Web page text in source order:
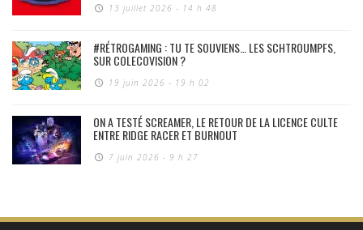
13 juillet 2026 - 14 h 48
#RÉTROGAMING : TU TE SOUVIENS… LES SCHTROUMPFS,
SUR COLECOVISION ?
19 juin 2026 - 19 h 02
ON A TESTÉ SCREAMER, LE RETOUR DE LA LICENCE CULTE
ENTRE RIDGE RACER ET BURNOUT
7 juin 2026 - 9 h 27